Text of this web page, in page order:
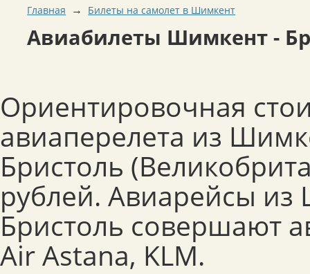
Главная → Билеты на самолет в Шимкент
Авиабилеты Шимкент -
Ориентировочная
авиаперелета из
Бристоль
рублей. Авиарейсы
Бристоль совершают
Air Astana, KLM.